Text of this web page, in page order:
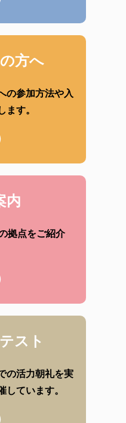
方へ
の参加方法や入
す。
内
拠点をご紹介
スト
の活力朝礼を実
ています。